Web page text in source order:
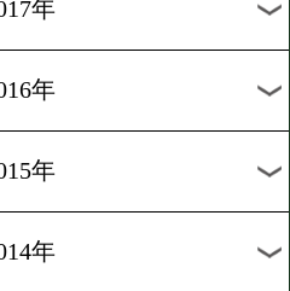
2020年
2018年